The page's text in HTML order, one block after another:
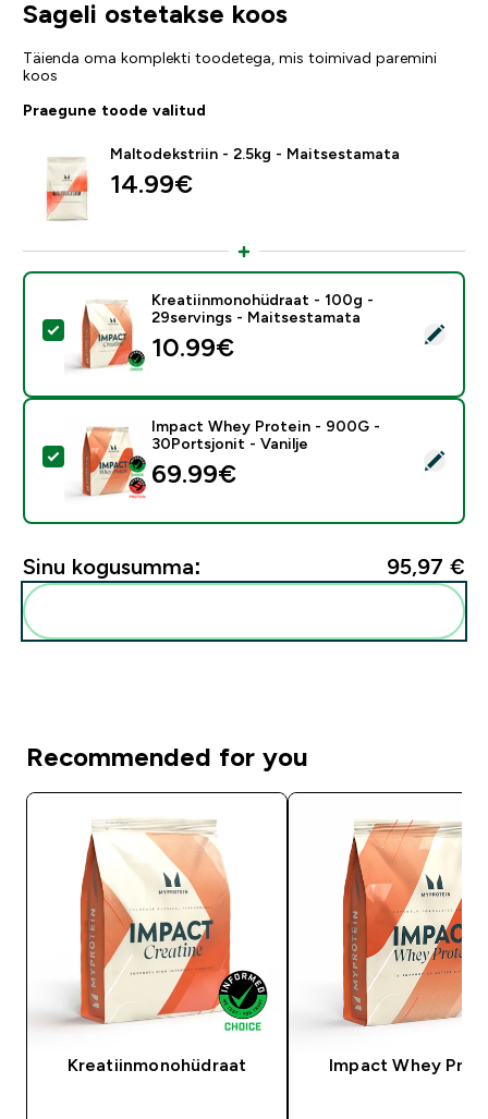
Sageli ostetakse koos
Täienda oma komplekti toodetega, mis toimivad paremini
koos
Praegune toode valitud
Maltodekstriin - 2.5kg - Maitsestamata
14.99€‎
Vali see toode - Kreatiinmonohüdraat - 100g -
Kreatiinmonohüdraat - 100g -
29servings - Maitsestamata
10.99€‎
Vali see toode - Impact Whey Protein - 900G -
Impact Whey Protein - 900G -
30Portsjonit - Vanilje
69.99€‎
Sinu kogusumma: 95,97 €‎
Recommended for you
Kreatiinmonohüdraat Impact Whey